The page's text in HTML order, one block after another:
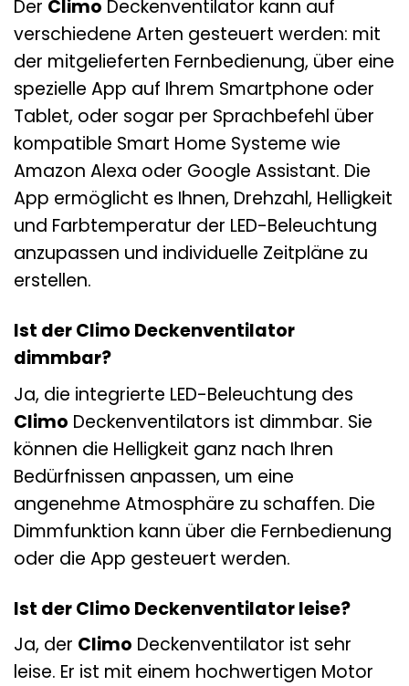
Der Climo Deckenventilator kann auf
verschiedene Arten gesteuert werden: mit
der mitgelieferten Fernbedienung, über eine
spezielle App auf Ihrem Smartphone oder
Tablet, oder sogar per Sprachbefehl über
kompatible Smart Home Systeme wie
Amazon Alexa oder Google Assistant. Die
App ermöglicht es Ihnen, Drehzahl, Helligkeit
und Farbtemperatur der LED-Beleuchtung
anzupassen und individuelle Zeitpläne zu
erstellen.
Ist der Climo Deckenventilator
dimmbar?
Ja, die integrierte LED-Beleuchtung des
Climo Deckenventilators ist dimmbar. Sie
können die Helligkeit ganz nach Ihren
Bedürfnissen anpassen, um eine
angenehme Atmosphäre zu schaffen. Die
Dimmfunktion kann über die Fernbedienung
oder die App gesteuert werden.
Ist der Climo Deckenventilator leise?
Ja, der Climo Deckenventilator ist sehr
leise. Er ist mit einem hochwertigen Motor